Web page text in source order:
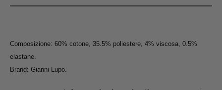
Composizione: 60% cotone, 35.5% poliestere, 4% viscosa, 0.5%
elastane.
Brand: Gianni Lupo.